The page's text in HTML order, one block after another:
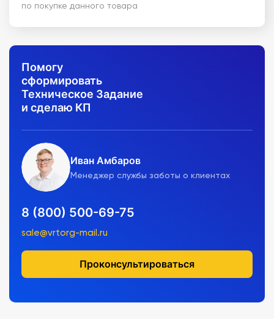
по покупке данного товара
Помогу
сформировать
Техническое Задание
и сделаю КП
Иван Амбаров
Менеджер службы заботы о клиентах
8 (800) 500-69-75
sale@vrtorg-mail.ru
Проконсультироваться